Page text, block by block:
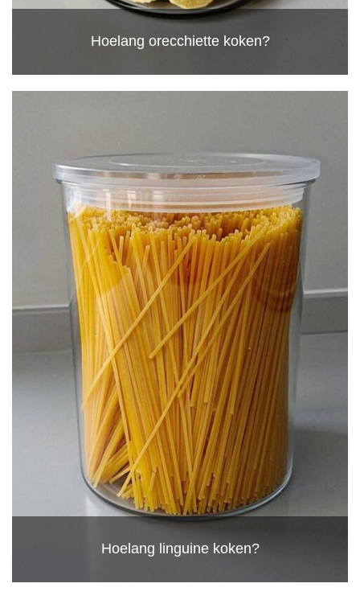
Hoelang orecchiette koken?
Hoelang linguine koken?